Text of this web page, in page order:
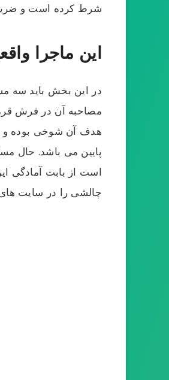
شرط کرده است و ضریب این تیم ۱ بر روی ۵۰۰۰ می باشد و این یعنی
این ماجرا
در این بخش باید سه
مصاحبه آن در فرش
هدف آن شوخی بوده و
پایین می باشد. حال
است از بابت آمادگی
چالشی را در سایت